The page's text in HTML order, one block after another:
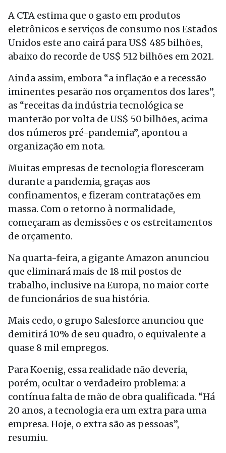
A CTA estima que o gasto em produtos
eletrônicos e serviços de consumo nos Estados
Unidos este ano cairá para US$ 485 bilhões,
abaixo do recorde de US$ 512 bilhões em 2021.
Ainda assim, embora “a inflação e a recessão
iminentes pesarão nos orçamentos dos lares”,
as “receitas da indústria tecnológica se
manterão por volta de US$ 50 bilhões, acima
dos números pré-pandemia”, apontou a
organização em nota.
Muitas empresas de tecnologia floresceram
durante a pandemia, graças aos
confinamentos, e fizeram contratações em
massa. Com o retorno à normalidade,
começaram as demissões e os estreitamentos
de orçamento.
Na quarta-feira, a gigante Amazon anunciou
que eliminará mais de 18 mil postos de
trabalho, inclusive na Europa, no maior corte
de funcionários de sua história.
Mais cedo, o grupo Salesforce anunciou que
demitirá 10% de seu quadro, o equivalente a
quase 8 mil empregos.
Para Koenig, essa realidade não deveria,
porém, ocultar o verdadeiro problema: a
contínua falta de mão de obra qualificada. “Há
20 anos, a tecnologia era um extra para uma
empresa. Hoje, o extra são as pessoas”,
resumiu.